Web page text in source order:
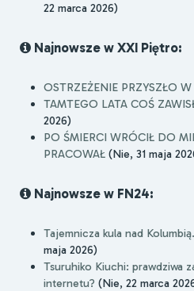
22 marca 2026)
Najnowsze w XXI Piętro:
OSTRZEŻENIE PRZYSZŁO
TAMTEGO LATA COŚ
2026)
PO ŚMIERCI WRÓCIŁ DO
PRACOWAŁ (Nie, 31 maja
Najnowsze w FN24:
Tajemnicza kula nad
maja 2026)
Tsuruhiko Kiuchi: prawdziwa
internetu? (Nie, 22 marca